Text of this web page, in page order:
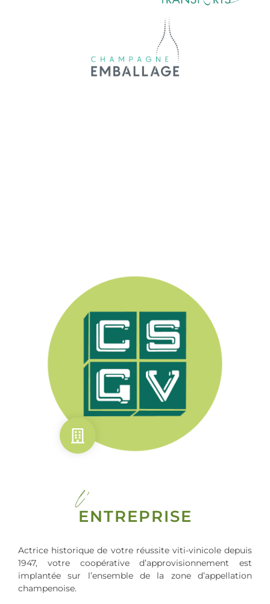
l'
ENTREPRISE
Actrice historique de votre réussite viti-vinicole depuis
1947, votre coopérative d’approvisionnement est
implantée sur l’ensemble de la zone d’appellation
champenoise.